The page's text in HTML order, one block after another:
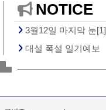
NOTICE
3월12일 마지막 눈[1]
대설 폭설 일기예보